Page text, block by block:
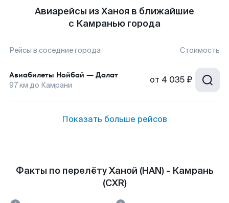
Авиарейсы из Ханоя в ближайшие
с Камранью города
Рейсы в соседние города Стоимость
Авиабилеты Нойбай — Далат
97км до Камрани от 4 035 ₽
Показать больше рейсов
Факты по перелёту Ханой (HAN) - Камрань
(CXR)